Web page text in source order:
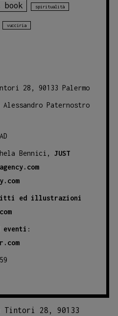
spiritualità
vucciria
28, 90133 Palermo
Paternostro
Bennici, JUST
ed illustrazioni
eventi :
Tintori 28, 90133